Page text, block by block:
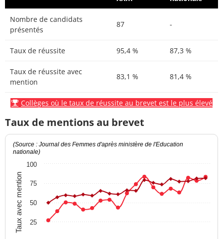
Nombre de candidats
présentés
87 -
Taux de réussite 95,4 % 87,3 %
Taux de réussite avec
mention
83,1 % 81,4 %
Collèges où le taux de réussite au brevet est le plus élevé
Taux de mentions au brevet
Taux avec mention
(Source : Journal des Femmes d'après ministère de l'Education
nationale)
25
50
75
100